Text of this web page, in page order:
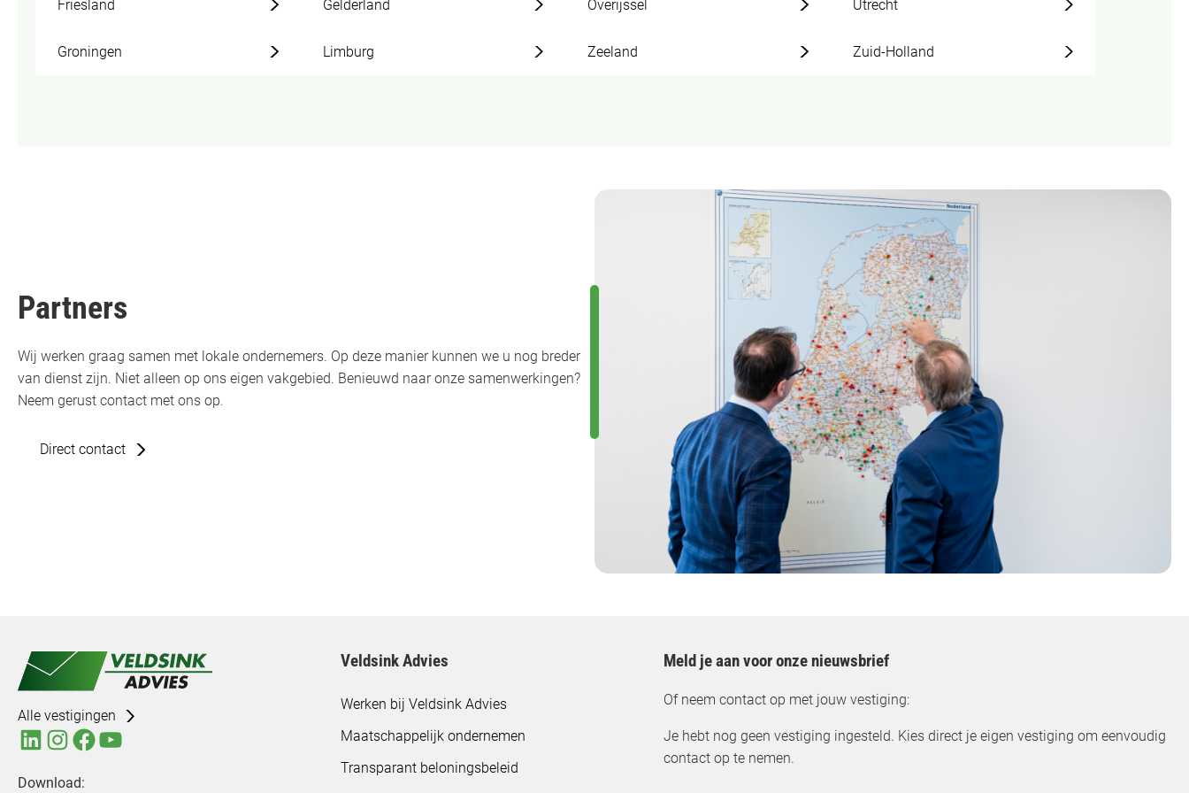
Friesland Gelderland Overijssel Utrecht
Groningen Limburg Zeeland Zuid-Holland
Partners
Wij werken graag samen met lokale ondernemers. Op deze manier kunnen we u nog breder
van dienst zijn. Niet alleen op ons eigen vakgebied. Benieuwd naar onze samenwerkingen?
Neem gerust contact met ons op.
Direct contact
Alle vestigingen
Download:
Veldsink Advies
Werken bij Veldsink Advies
Maatschappelijk ondernemen
Transparant beloningsbeleid
Meld je aan voor onze nieuwsbrief
Of neem contact op met jouw vestiging:
Je hebt nog geen vestiging ingesteld. Kies direct je eigen vestiging om eenvoudig
contact op te nemen.